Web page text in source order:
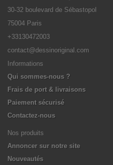
30-32 boulevard de Sébastopol
75004 Paris
+33130472003
contact@dessinoriginal.com
Informations
Qui sommes-nous ?
Frais de port & livraisons
Paiement sécurisé
Contactez-nous
Nos produits
Annoncer sur notre site
Nouveautés